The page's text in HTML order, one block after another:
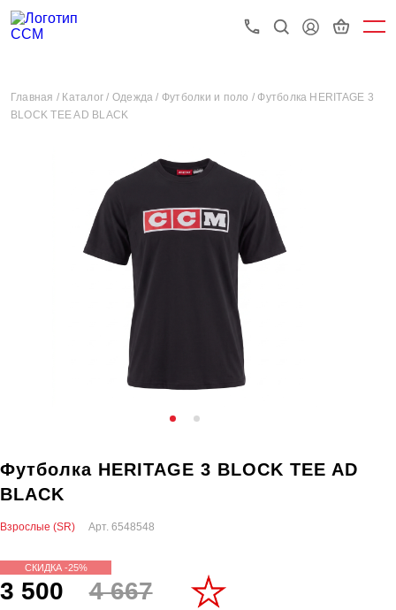
Главная / Каталог / Одежда / Футболки и поло /Футболка HERITAGE 3
BLOCK TEE AD BLACK
Футболка HERITAGE 3 BLOCK TEE AD
BLACK
Взрослые (SR) Арт. 6548548
СКИДКА -25%
3 500
4 667